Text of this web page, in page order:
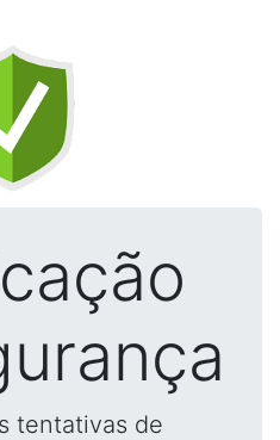
tentativas de